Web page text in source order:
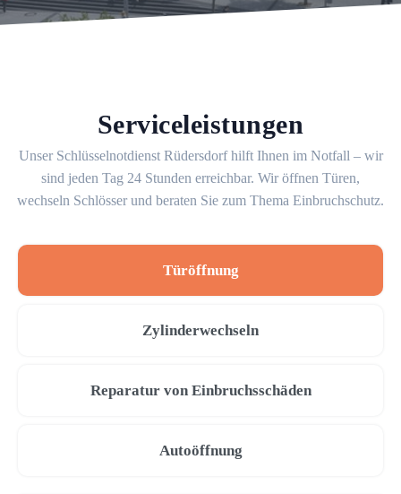
Serviceleistungen
Unser Schlüsselnotdienst Rüdersdorf hilft Ihnen im Notfall – wir
sind jeden Tag 24 Stunden erreichbar. Wir öffnen Türen,
wechseln Schlösser und beraten Sie zum Thema Einbruchschutz.
Türöffnung
Zylinderwechseln
Reparatur von Einbruchsschäden
Autoöffnung